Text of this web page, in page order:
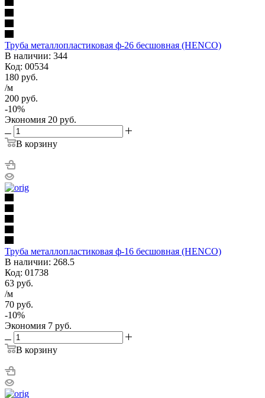
Труба металлопластиковая ф-26 бесшовная (HENCO)
В наличии: 344
Код: 00534
180 руб.
/м
200 руб.
-10%
Экономия 20 руб.
В корзину
Труба металлопластиковая ф-16 бесшовная (HENCO)
В наличии: 268.5
Код: 01738
63 руб.
/м
70 руб.
-10%
Экономия 7 руб.
В корзину